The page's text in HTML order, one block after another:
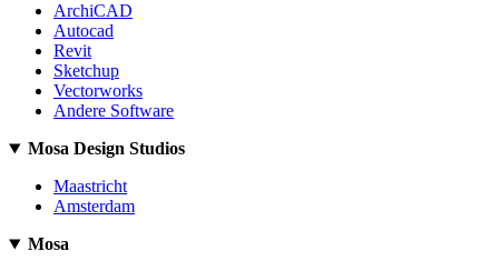
ArchiCAD
Autocad
Revit
Sketchup
Vectorworks
Andere Software
Mosa Design Studios
Maastricht
Amsterdam
Mosa